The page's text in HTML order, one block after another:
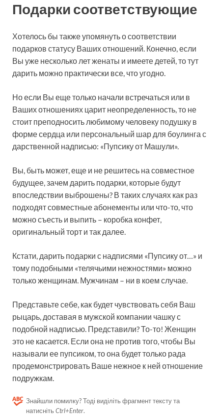
Подарки соответствующие
Хотелось бы также упомянуть о соответствии
подарков статусу Ваших отношений. Конечно, если
Вы уже несколько лет женаты и имеете детей, то тут
дарить можно практически все, что угодно.
Но если Вы еще только начали встречаться или в
Ваших отношениях царит неопределенность, то не
стоит преподносить любимому человеку подушку в
форме сердца или персональный шар для боулинга с
дарственной надписью: «Пупсику от Машули».
Вы, быть может, еще и не решитесь на совместное
будущее, зачем дарить подарки, которые будут
впоследствии выброшены? В таких случаях как раз
подходят совместные абонементы или что-то, что
можно съесть и выпить – коробка конфет,
оригинальный торт и так далее.
Кстати, дарить подарки с надписями «Пупсику от…» и
тому подобными «телячьими нежностями» можно
только женщинам. Мужчинам – ни в коем случае.
Представьте себе, как будет чувствовать себя Ваш
рыцарь, доставая в мужской компании чашку с
подобной надписью. Представили? То-то! Женщин
это не касается. Если она не против того, чтобы Вы
называли ее пупсиком, то она будет только рада
продемонстрировать Ваше нежное к ней отношение
подружкам.
Знайшли помилку? Тоді виділіть фрагмент тексту та
натисніть Ctrl+Enter.